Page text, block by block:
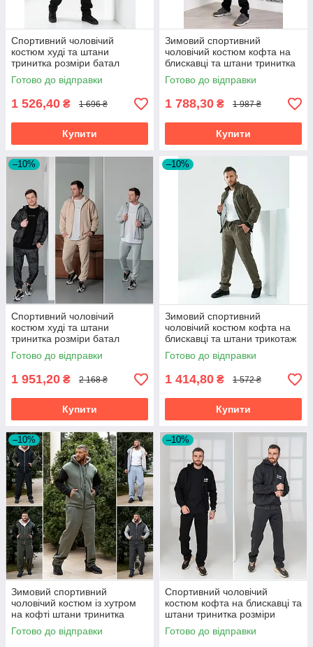
Спортивний чоловічий
костюм худі та штани
тринитка розміри батал
Готово до відправки
1 526,40 ₴ 1 696 ₴
Купити
Зимовий спортивний
чоловічий костюм кофта на
блискавці та штани тринитка
з начосом розміри батал
Готово до відправки
1 788,30 ₴ 1 987 ₴
Купити
–10%
Спортивний чоловічий
костюм худі та штани
тринитка розміри батал
Готово до відправки
1 951,20 ₴ 2 168 ₴
Купити
–10%
Зимовий спортивний
чоловічий костюм кофта на
блискавці та штани трикотаж
на хутрі розміри батал
Готово до відправки
1 414,80 ₴ 1 572 ₴
Купити
–10%
Зимовий спортивний
чоловічий костюм із хутром
на кофті штани тринитка
розміри батал
Готово до відправки
–10%
Спортивний чоловічий
костюм кофта на блискавці та
штани тринитка розміри
батал на великий зірсист
Готово до відправки